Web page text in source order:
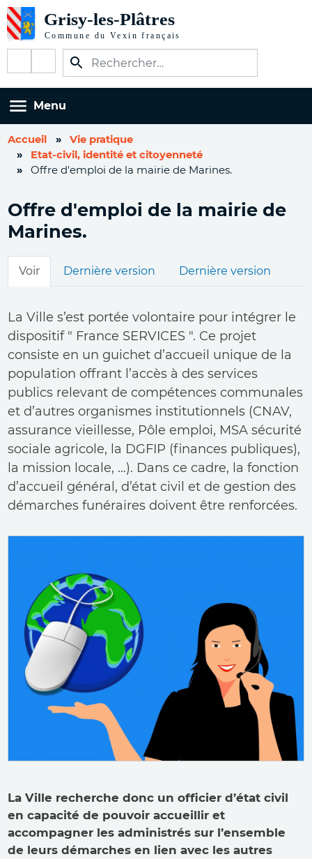
au
contenu
principal
sociaux
Menu
Accueil
Vie pratique
Etat-civil, identité et citoyenneté
Offre d'emploi de la mairie de Marines.
Offre d'emploi de la mairie de
Marines.
Onglets
Voir Dernière version Dernière version
La Ville s’est portée volontaire pour intégrer le
dispositif " France SERVICES ". Ce projet
consiste en un guichet d’accueil unique de la
population offrant l’accès à des services
publics relevant de compétences communales
et d’autres organismes institutionnels (CNAV,
assurance vieillesse, Pôle emploi, MSA sécurité
sociale agricole, la DGFIP (finances publiques),
la mission locale, …). Dans ce cadre, la fonction
d’accueil général, d’état civil et de gestion des
démarches funéraires doivent être renforcées.
La Ville recherche donc un officier d’état civil
en capacité de pouvoir accueillir et
accompagner les administrés sur l’ensemble
de leurs démarches en lien avec les autres